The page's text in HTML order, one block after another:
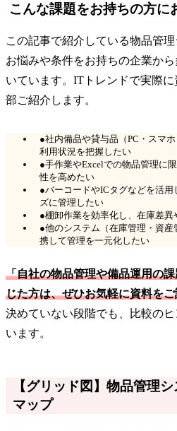
こんな課題をお持ちの方に
この記事で紹介している物品管
お悩みや条件をお持ちの企業か
いています。ITトレンドで実際
部ご紹介します。
●社内備品や貸与品（PC・スマ
利用状況を把握したい
●手作業やExcelでの物品管理に
性を高めたい
●バーコードやICタグなどを活
ズに管理したい
●棚卸作業を効率化し、在庫差
●他のシステム（在庫管理・資
携して管理を一元化したい
「自社の物品管理や備品運用の
じた方は、ぜひお気軽に資料を
決めていない段階でも、比較の
います。
【グリッド図】物品管理
マップ